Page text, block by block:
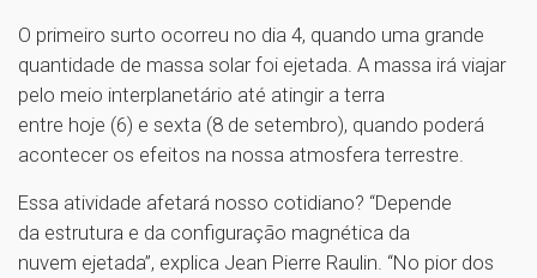
O primeiro surto ocorreu no dia 4, quando uma grande
quantidade de massa solar foi ejetada. A massa irá viajar
pelo meio interplanetário até atingir a terra
entre hoje (6) e sexta (8 de setembro), quando poderá
acontecer os efeitos na nossa atmosfera terrestre.
Essa atividade afetará nosso cotidiano? “Depende
da estrutura e da configuração magnética da
nuvem ejetada”, explica Jean Pierre Raulin. “No pior dos